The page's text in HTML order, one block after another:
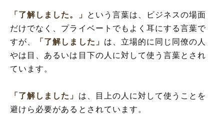
「了解しました。」
という言葉は、ビジネスの場面
だけでなく、プライベートでもよく耳にする言葉で
すが、
「了解しました」 は、立場的に同じ同僚の人
やは目、あるいは目下の人に対して使う言葉とされ
ています。
「了解しました」 は、目上の人に対して使うことを
避けら必要があるとされています。